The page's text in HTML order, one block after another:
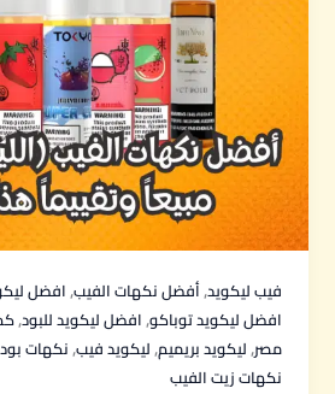
فيب ليكويد,أفضل نكهات الفيب,افضل
افضل ليكويد توباكو,افضل ليكويد للبود,
مصر,ليكويد بريميم,ليكويد فيب,نكهات
نكهات زيت الفيب